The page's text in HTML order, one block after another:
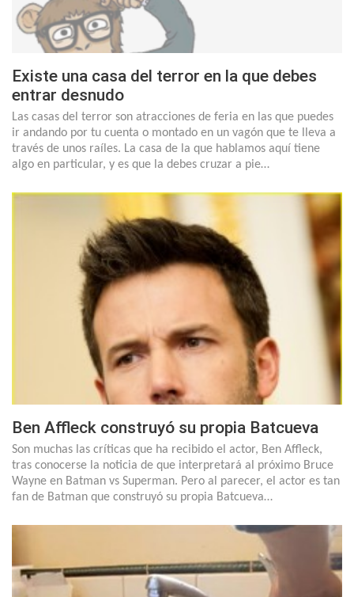
Existe una casa del terror en la que debes
entrar desnudo
Las casas del terror son atracciones de feria en las que puedes
ir andando por tu cuenta o montado en un vagón que te lleva a
través de unos raíles. La casa de la que hablamos aquí tiene
algo en particular, y es que la debes cruzar a pie…
Ben Affleck construyó su propia Batcueva
Son muchas las críticas que ha recibido el actor, Ben Affleck,
tras conocerse la noticia de que interpretará al próximo Bruce
Wayne en Batman vs Superman. Pero al parecer, el actor es tan
fan de Batman que construyó su propia Batcueva…